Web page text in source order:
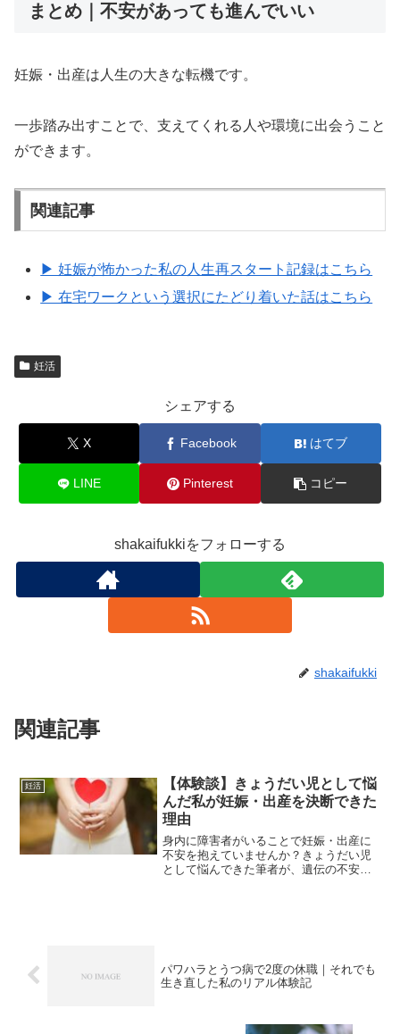
まとめ｜不安があっても進んでいい
妊娠・出産は人生の大きな転機です。
一歩踏み出すことで、支えてくれる人や環境に出会うこと
ができます。
関連記事
▶ 妊娠が怖かった私の人生再スタート記録はこちら
▶ 在宅ワークという選択にたどり着いた話はこちら
妊活
シェアする
X Facebook はてブ
LINE Pinterest コピー
shakaifukkiをフォローする
shakaifukki
関連記事
妊活
【体験談】きょうだい児として悩
んだ私が妊娠・出産を決断できた
理由
身内に障害者がいることで妊娠・出産に
不安を抱えていませんか？きょうだい児
として悩んできた筆者が、遺伝の不安を
パワハラとうつ病で2度の休職｜それでも
生き直した私のリアル体験記